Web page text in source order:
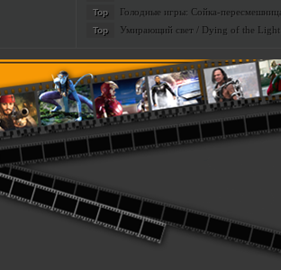
Просмотров: 1006
Top Голодные игры: Сойка-
Top Умирающий свет / Dying of the